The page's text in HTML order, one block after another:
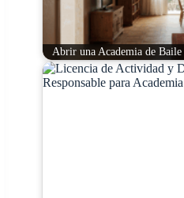
Abrir una Academia de